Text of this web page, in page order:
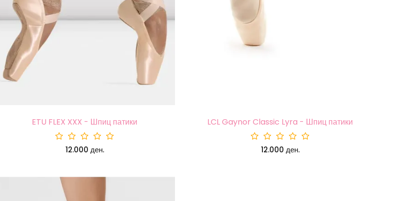
ETU FLEX XXX - Шпиц патики
12.000 ден.
LCL Gaynor Classic Lyra - Шпиц патики
12.000 ден.